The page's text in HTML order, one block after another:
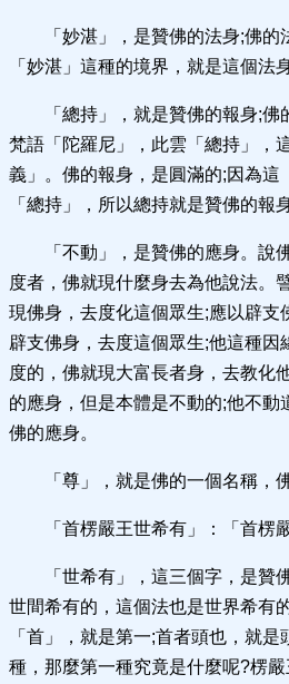
「妙湛」，是贊佛的法身;佛的
「妙湛」這種的境界，就是這個法
「總持」，就是贊佛的報身;佛
梵語「陀羅尼」，此雲「總持」，
義」。佛的報身，是圓滿的;因為這
「總持」，所以總持就是贊佛的報身
「不動」，是贊佛的應身。說
度者，佛就現什麼身去為他說法。
現佛身，去度化這個眾生;應以辟支
辟支佛身，去度這個眾生;他這種因
度的，佛就現大富長者身，去教化
的應身，但是本體是不動的;他不動
佛的應身。
「尊」，就是佛的一個名稱，
「首楞嚴王世希有」：「首楞
「世希有」，這三個字，是贊
世間希有的，這個法也是世界希有
「首」，就是第一;首者頭也，就
種，那麼第一種究竟是什麼呢?楞